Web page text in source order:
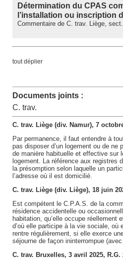
Détermination du CPAS
l’installation ou inscription
Commentaire de C. trav. Liège,
tout déplier
Documents joints :
C. trav.
C. trav. Liège (div. Namur), 7
Par permanence, il faut entendre à
pas disposer d’un logement ou de
de manière habituelle et effective sur
logement. La référence aux registres
la présomption selon laquelle un
l’adresse où il est domicilié.
C. trav. Liège (div. Liège), 18 juin
Est compétent le C.P.A.S. de la
résidence accidentelle ou
habitation, qu’elle occupe réellement
d’où elle participe à la vie sociale,
rentre régulièrement, si elle exerce
séjourne de façon ininterrompue
C. trav. Bruxelles, 3 avril 2025, R.G.